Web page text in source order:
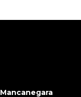
Mancanegara